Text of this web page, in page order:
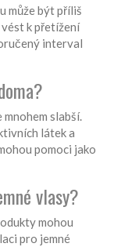
může být příliš
vést k přetížení
interval
slabší.
látek a
pomoci jako
vlasy?
mohou
pro jemné